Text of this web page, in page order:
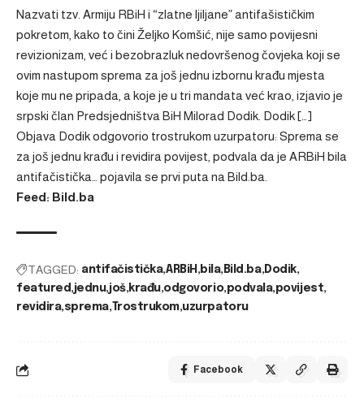
Nazvati tzv. Armiju RBiH i “zlatne ljiljane” antifašističkim
pokretom, kako to čini Željko Komšić, nije samo povijesni
revizionizam, već i bezobrazluk nedovršenog čovjeka koji se
ovim nastupom sprema za još jednu izbornu krađu mjesta
koje mu ne pripada, a koje je u tri mandata već krao, izjavio je
srpski član Predsjedništva BiH Milorad Dodik. Dodik […]
Objava Dodik odgovorio trostrukom uzurpatoru: Sprema se
za još jednu krađu i revidira povijest, podvala da je ARBiH bila
antifačistička…
pojavila se prvi puta na Bild.ba
Feed: Bild.ba
TAGGED: antifačistička ARBiH bila Bild.ba Dodik
featured jednu još krađu odgovorio podvala povijest
revidira sprema Trostrukom uzurpatoru
Facebook